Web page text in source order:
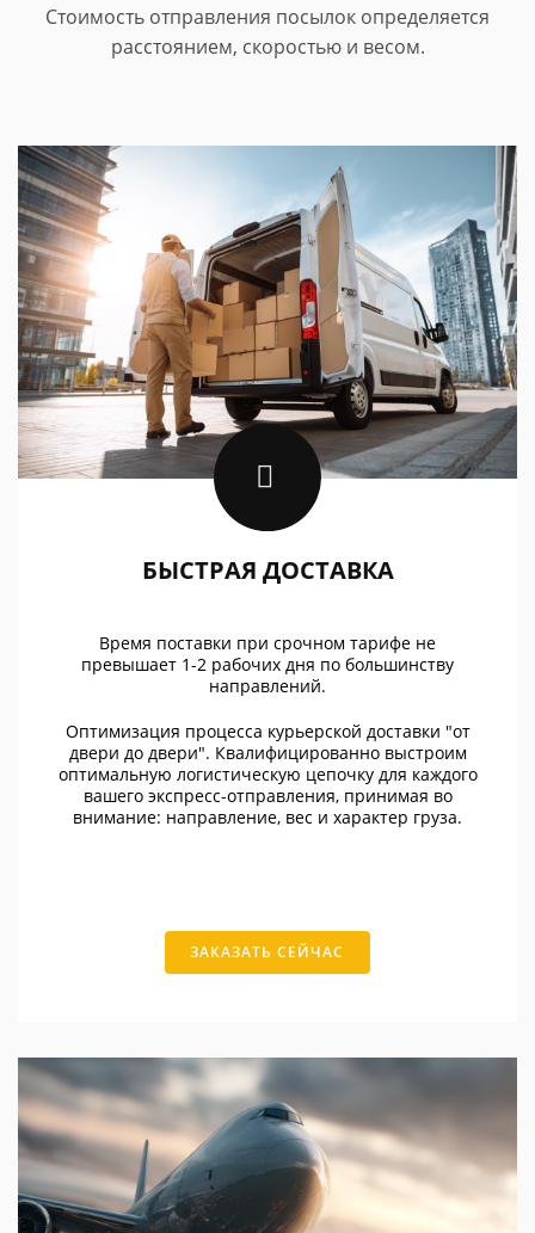
Стоимость отправления посылок определяется
расстоянием, скоростью и весом.
БЫСТРАЯ ДОСТАВКА
Время поставки при срочном тарифе не
превышает 1-2 рабочих дня по большинству
направлений.
Оптимизация процесса курьерской доставки "от
двери до двери". Квалифицированно выстроим
оптимальную логистическую цепочку для каждого
вашего экспресс-отправления, принимая во
внимание: направление, вес и характер груза.
ЗАКАЗАТЬ СЕЙЧАС